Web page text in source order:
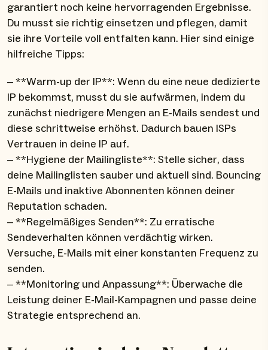
garantiert noch keine hervorragenden Ergebnisse.
Du musst sie richtig einsetzen und pflegen, damit
sie ihre Vorteile voll entfalten kann. Hier sind einige
hilfreiche Tipps:
– **Warm-up der IP**: Wenn du eine neue dedizierte
IP bekommst, musst du sie aufwärmen, indem du
zunächst niedrigere Mengen an E-Mails sendest und
diese schrittweise erhöhst. Dadurch bauen ISPs
Vertrauen in deine IP auf.
– **Hygiene der Mailingliste**: Stelle sicher, dass
deine Mailinglisten sauber und aktuell sind. Bouncing
E-Mails und inaktive Abonnenten können deiner
Reputation schaden.
– **Regelmäßiges Senden**: Zu erratische
Sendeverhalten können verdächtig wirken.
Versuche, E-Mails mit einer konstanten Frequenz zu
senden.
– **Monitoring und Anpassung**: Überwache die
Leistung deiner E-Mail-Kampagnen und passe deine
Strategie entsprechend an.